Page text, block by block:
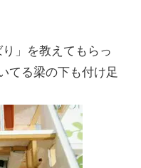
」を教えてもらっ
てる梁の下も付け足